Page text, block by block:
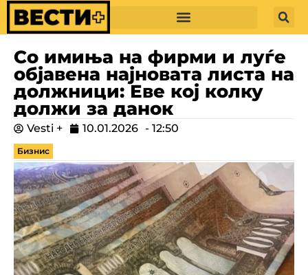
Со имиња на фирми и луѓе
објавена најновата листа на
должници: Еве кој колку
должи за данок
Vesti + 10.01.2026 - 12:50
Бизнис